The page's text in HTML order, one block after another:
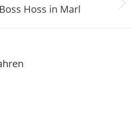
Nächster
Hoss in Marl